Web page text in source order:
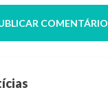
COMENTÁRIO